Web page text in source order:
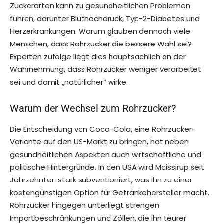
Zuckerarten kann zu gesundheitlichen Problemen
führen, darunter Bluthochdruck, Typ-2-Diabetes und
Herzerkrankungen. Warum glauben dennoch viele
Menschen, dass Rohrzucker die bessere Wahl sei?
Experten zufolge liegt dies hauptsächlich an der
Wahrnehmung, dass Rohrzucker weniger verarbeitet
sei und damit „natürlicher“ wirke.
Warum der Wechsel zum Rohrzucker?
Die Entscheidung von Coca-Cola, eine Rohrzucker-
Variante auf den US-Markt zu bringen, hat neben
gesundheitlichen Aspekten auch wirtschaftliche und
politische Hintergründe. In den USA wird Maissirup seit
Jahrzehnten stark subventioniert, was ihn zu einer
kostengünstigen Option für Getränkehersteller macht.
Rohrzucker hingegen unterliegt strengen
Importbeschränkungen und Zöllen, die ihn teurer